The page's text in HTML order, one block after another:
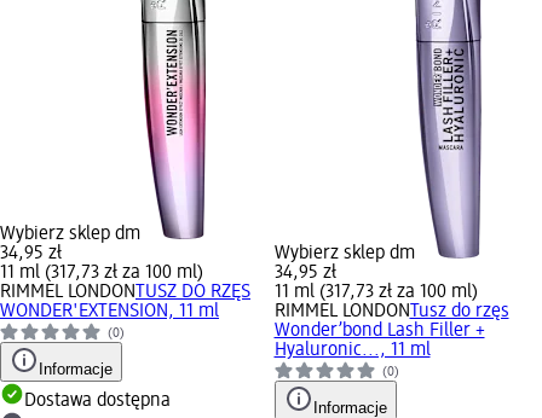
Wybierz sklep dm
34,95 zł
11 ml (317,73 zł za 100 ml)
RIMMEL LONDON
TUSZ DO RZĘS
WONDER'EXTENSION, 11 ml
(0)
Informacje
Dostawa dostępna
Wybierz sklep dm
34,95 zł
11 ml (317,73 zł za 100 ml)
RIMMEL LONDON Tusz do rzęs
Wonder’bond Lash Filler +
Hyaluronic..., 11 ml
(0)
Informacje